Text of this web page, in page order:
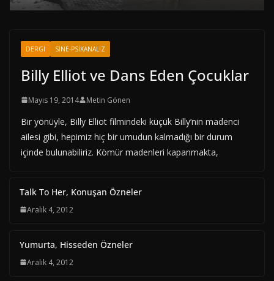
DERGI SINE-PSIKANALIZ
Billy Elliot ve Dans Eden Çocuklar
Mayıs 19, 2014 Metin Gönen
Bir yönüyle, Billy Elliot filmindeki küçük Billy’nin madenci
ailesi gibi, hepimiz hiç bir umudun kalmadığı bir durum
içinde bulunabiliriz. Kömür madenleri kapanmakta,
Talk To Her, Konuşan Özneler
Aralık 4, 2012
Yumurta, Hisseden Özneler
Aralık 4, 2012